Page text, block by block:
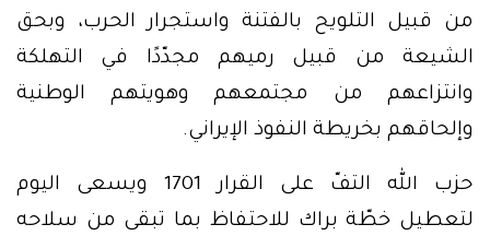
من قبيل التلويح بالفتنة واستجرار الحرب، وبحق
الشيعة من قبيل رميهم مجدّدًا في التهلكة
وانتزاعهم من مجتمعهم وهويتهم الوطنية
وإلحاقهم بخريطة النفوذ الإيراني.
حزب الله التفّ على القرار 1701 ويسعى اليوم
لتعطيل خطّة براك للاحتفاظ بما تبقى من سلاحه